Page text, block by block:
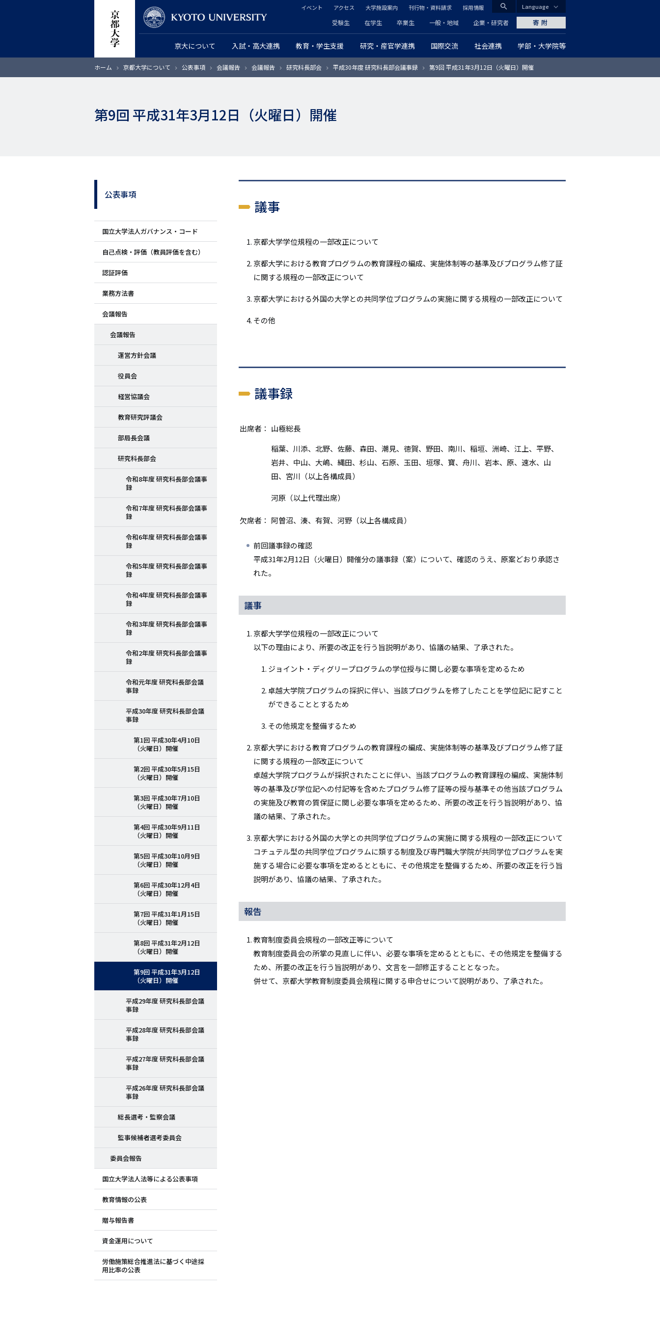
ン
CLOSE
search
グ
ロ
京大について 入試・高大連携 教育・学生支援 研究・産官学連携 国際交流 社会連携 学部・大学院等
ヘ
ッ
ダ
プ
マ
リ
ン
ク
受験生 在学生 卒業生 一般・地域 企業・研究者
ッ
ダ
ー
カ
リ
ン
ク
イベント アクセス 大学施設案内 刊行物・資料請求 採用情報
寄附
Language
ホーム 京都大学について 公表事項 会議報告 会議報告 研究科長部会 平成30年度 研究科長部会議事録 第9回 平成31年3月12日（火曜日）開催
第9回 平成31年3月12日（火曜日）開催
サ
イ
ド
メ
ニ
ュ
ー
公表事項
国立大学法人ガバナンス・コード
自己点検・評価（教員評価を含む）
認証評価
業務方法書
会議報告
会議報告
運営方針会議
役員会
経営協議会
教育研究評議会
部局長会議
研究科長部会
令和8年度 研究科長部会議事
録
令和7年度 研究科長部会議事
録
令和6年度 研究科長部会議事
録
令和5年度 研究科長部会議事
録
令和4年度 研究科長部会議事
録
令和3年度 研究科長部会議事
録
令和2年度 研究科長部会議事
録
令和元年度 研究科長部会議
事録
平成30年度 研究科長部会議
事録
第1回 平成30年4月10日
（火曜日）開催
第2回 平成30年5月15日
（火曜日）開催
第3回 平成30年7月10日
（火曜日）開催
第4回 平成30年9月11日
（火曜日）開催
第5回 平成30年10月9日
（火曜日）開催
第6回 平成30年12月4日
（火曜日）開催
第7回 平成31年1月15日
（火曜日）開催
第8回 平成31年2月12日
（火曜日）開催
第9回 平成31年3月12日
（火曜日）開催
平成29年度 研究科長部会議
事録
平成28年度 研究科長部会議
事録
平成27年度 研究科長部会議
事録
平成26年度 研究科長部会議
事録
総長選考・監察会議
監事候補者選考委員会
委員会報告
国立大学法人法等による公表事項
教育情報の公表
贈与報告書
資金運用について
労働施策総合推進法に基づく中途採
用比率の公表
議事
京都大学学位規程の一部改正について
京都大学における教育プログラムの教育課程の編成、実施体制等の基準及びプログラム修了証
に関する規程の一部改正について
京都大学における外国の大学との共同学位プログラムの実施に関する規程の一部改正について
その他
議事録
出席者： 山極総長
稲葉、川添、北野、佐藤、森田、潮見、徳賀、野田、南川、稲垣、洲崎、江上、平野、
岩井、中山、大嶋、縄田、杉山、石原、玉田、垣塚、寶、舟川、岩本、原、速水、山
田、宮川（以上各構成員）
河原（以上代理出席）
欠席者： 阿曽沼、湊、有賀、河野（以上各構成員）
前回議事録の確認
平成31年2月12日（火曜日）開催分の議事録（案）について、確認のうえ、原案どおり承認さ
れた。
議事
京都大学学位規程の一部改正について
以下の理由により、所要の改正を行う旨説明があり、協議の結果、了承された。
ジョイント・ディグリープログラムの学位授与に関し必要な事項を定めるため
卓越大学院プログラムの採択に伴い、当該プログラムを修了したことを学位記に記すこと
ができることとするため
その他規定を整備するため
京都大学における教育プログラムの教育課程の編成、実施体制等の基準及びプログラム修了証
に関する規程の一部改正について
卓越大学院プログラムが採択されたことに伴い、当該プログラムの教育課程の編成、実施体制
等の基準及び学位記への付記等を含めたプログラム修了証等の授与基準その他当該プログラム
の実施及び教育の質保証に関し必要な事項を定めるため、所要の改正を行う旨説明があり、協
議の結果、了承された。
京都大学における外国の大学との共同学位プログラムの実施に関する規程の一部改正について
コチュテル型の共同学位プログラムに類する制度及び専門職大学院が共同学位プログラムを実
施する場合に必要な事項を定めるとともに、その他規定を整備するため、所要の改正を行う旨
説明があり、協議の結果、了承された。
報告
教育制度委員会規程の一部改正等について
教育制度委員会の所掌の見直しに伴い、必要な事項を定めるとともに、その他規定を整備する
ため、所要の改正を行う旨説明があり、文言を一部修正することとなった。
併せて、京都大学教育制度委員会規程に関する申合せについて説明があり、了承された。